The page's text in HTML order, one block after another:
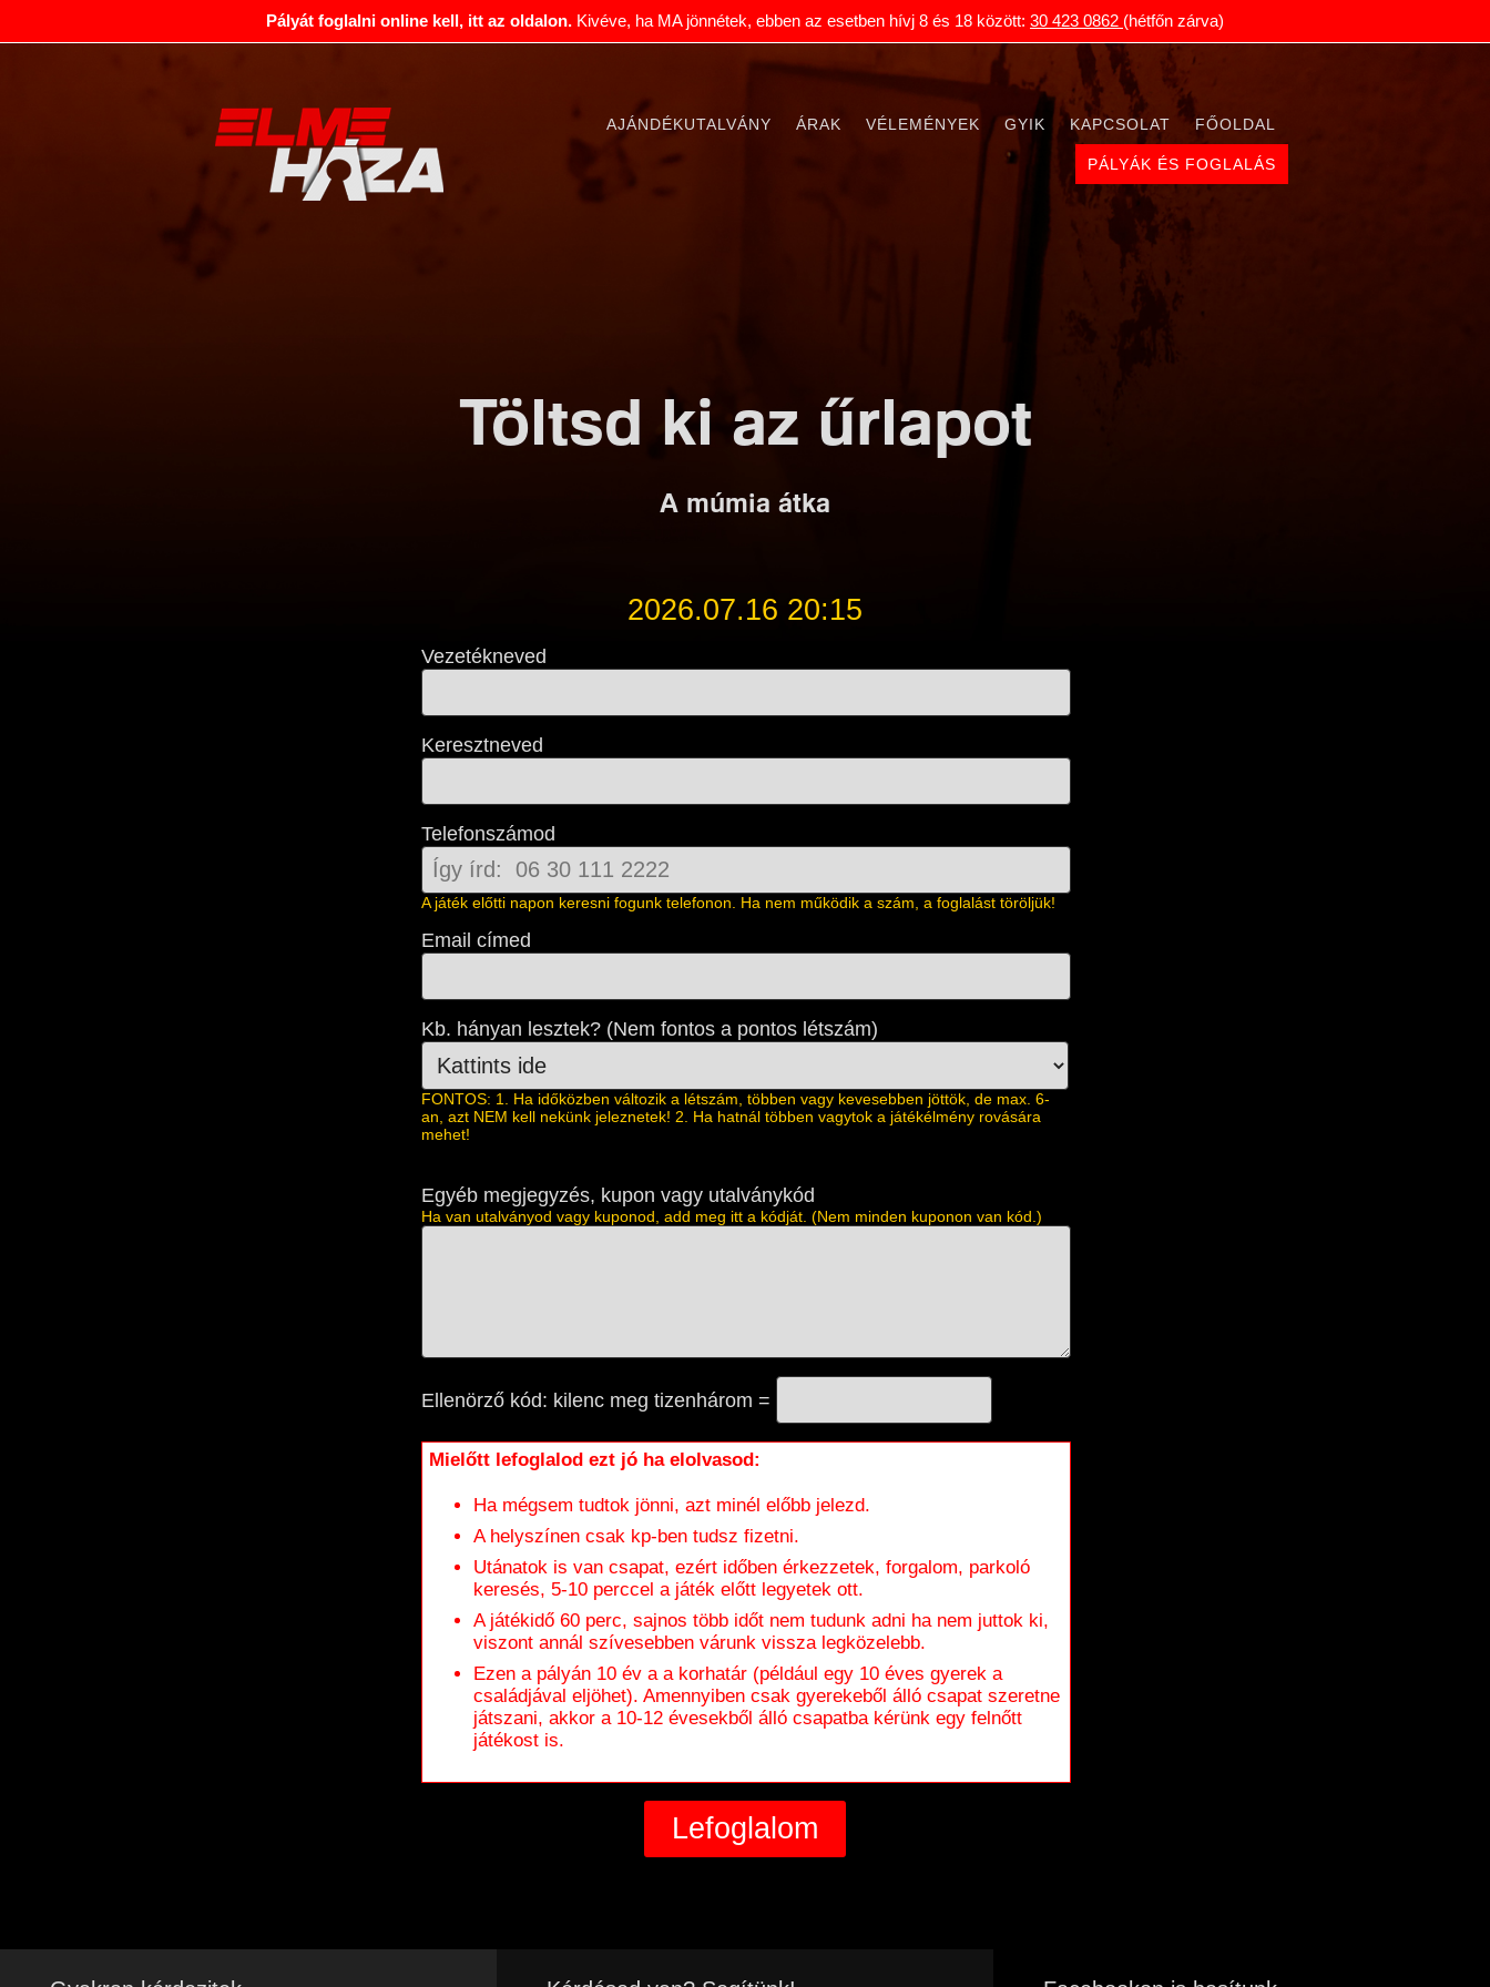
Pályát foglalni online kell, itt az oldalon. Kivéve, ha MA jönnétek, ebben az esetben hívj 8 és 18 között: 30 423 0862 (hétfőn zárva)
FŐOLDAL
KAPCSOLAT
GYIK
VÉLEMÉNYEK
ÁRAK
AJÁNDÉKUTALVÁNY
PÁLYÁK ÉS FOGLALÁS
Töltsd ki az űrlapot
A múmia átka
2026.07.16 20:15
Vezetékneved
Keresztneved
Telefonszámod
A játék előtti napon keresni fogunk telefonon. Ha nem működik a szám, a foglalást töröljük!
Email címed
Kb. hányan lesztek? (Nem fontos a pontos létszám)
FONTOS: 1. Ha időközben változik a létszám, többen vagy kevesebben jöttök, de max. 6-
an, azt NEM kell nekünk jeleznetek! 2. Ha hatnál többen vagytok a játékélmény rovására
mehet!
Egyéb megjegyzés, kupon vagy utalványkód
Ha van utalványod vagy kuponod, add meg itt a kódját. (Nem minden kuponon van kód.)
Ellenörző kód: kilenc meg tizenhárom =
Mielőtt lefoglalod ezt jó ha elolvasod:
Ha mégsem tudtok jönni, azt minél előbb jelezd.
A helyszínen csak kp-ben tudsz fizetni.
Utánatok is van csapat, ezért időben érkezzetek, forgalom, parkoló
keresés, 5-10 perccel a játék előtt legyetek ott.
A játékidő 60 perc, sajnos több időt nem tudunk adni ha nem juttok ki,
viszont annál szívesebben várunk vissza legközelebb.
Ezen a pályán 10 év a a korhatár (például egy 10 éves gyerek a
családjával eljöhet). Amennyiben csak gyerekeből álló csapat szeretne
játszani, akkor a 10-12 évesekből álló csapatba kérünk egy felnőtt
játékost is.